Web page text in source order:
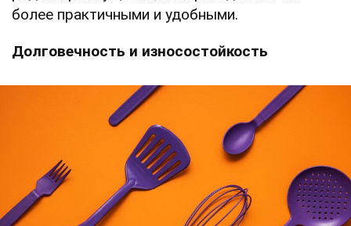
более практичными и удобными.
Долговечность и износостойкость